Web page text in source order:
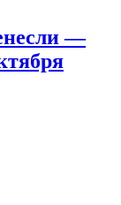
—